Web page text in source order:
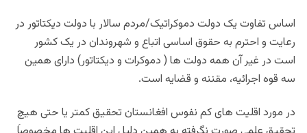
اساس تفاوت یک دولت دموکراتیک/مردم سالار با دولت دیکتاتور در
رعایت و احترم به حقوق اساسی اتباع و شهروندان در یک کشور
است در غیر آن همه دولت ها ( دموکرات و دیکتاتور) دارای همین
سه قوه اجرائیه، مقننه و قضایه است.
در مورد اقلیت های کم نفوس افغانستان تحقیق کمتر یا حتی هیچ